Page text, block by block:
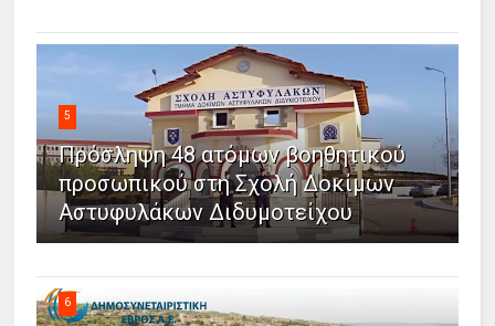
5
Πρόσληψη 48 ατόμων βοηθητικού
προσωπικού στη Σχολή Δοκίμων
Αστυφυλάκων Διδυμοτείχου
6